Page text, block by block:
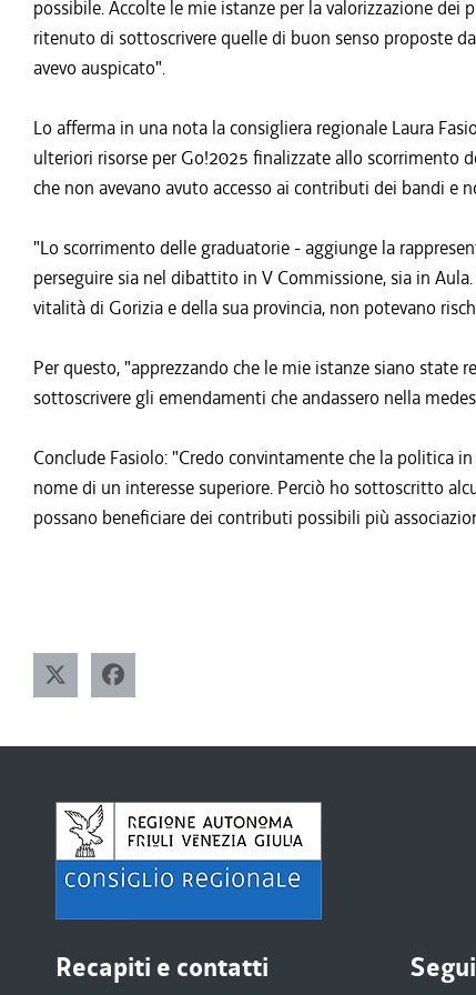
possibile. Accolte le mie istanze per la valorizzazione
ritenuto di sottoscrivere quelle di buon senso proposte
avevo auspicato".
Lo afferma in una nota la consigliera regionale Laura
ulteriori risorse per Go!2025 finalizzate allo scorrimento
che non avevano avuto accesso ai contributi dei bandi e
"Lo scorrimento delle graduatorie - aggiunge la
perseguire sia nel dibattito in V Commissione, sia in
vitalità di Gorizia e della sua provincia, non potevano
Per questo, "apprezzando che le mie istanze siano state
sottoscrivere gli emendamenti che andassero nella
Conclude Fasiolo: "Credo convintamente che la politica
nome di un interesse superiore. Perciò ho sottoscritto
possano beneficiare dei contributi possibili più
Recapiti e contatti